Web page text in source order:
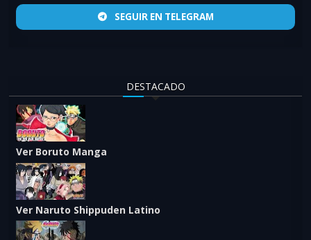
SEGUIR EN TELEGRAM
DESTACADO
Ver Boruto Manga
Ver Naruto Shippuden Latino